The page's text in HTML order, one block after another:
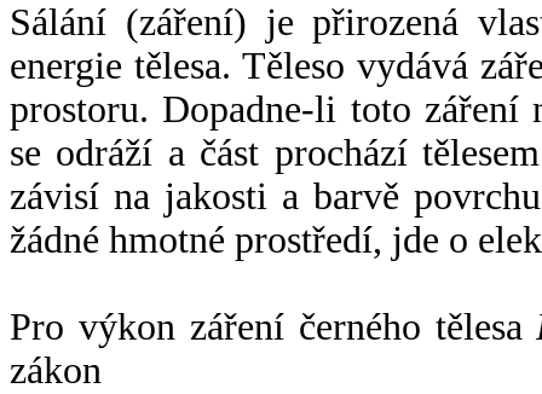
Sálání (záření) je přirozená
energie tělesa. Těleso vydává
prostoru. Dopadne-li toto záření
se odráží a část prochází
závisí na jakosti a barvě
žádné hmotné prostředí, jde o
Pro výkon záření černého tělesa
zákon